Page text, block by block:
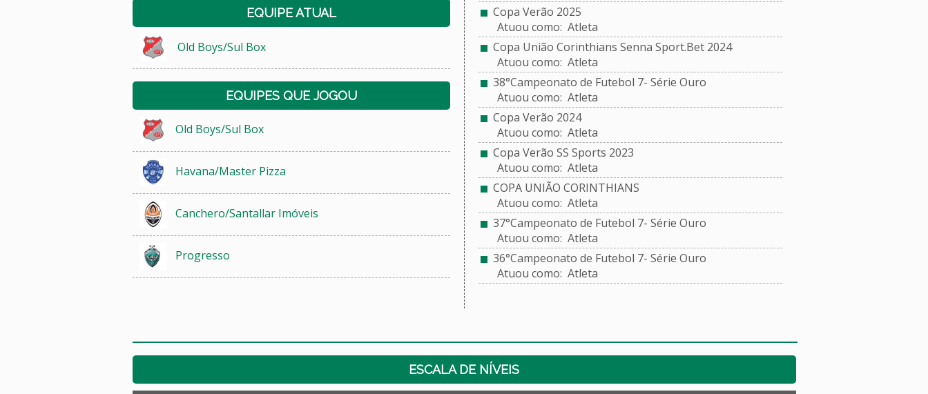
EQUIPE ATUAL
Old Boys/Sul Box
EQUIPES QUE JOGOU
Old Boys/Sul Box
Havana/Master Pizza
Canchero/Santallar Imóveis
Progresso
Copa Verão 2025
Atuou como: Atleta
Copa União Corinthians Senna Sport.Bet 2024
Atuou como: Atleta
38°Campeonato de Futebol 7- Série Ouro
Atuou como: Atleta
Copa Verão 2024
Atuou como: Atleta
Copa Verão SS Sports 2023
Atuou como: Atleta
COPA UNIÃO CORINTHIANS
Atuou como: Atleta
37°Campeonato de Futebol 7- Série Ouro
Atuou como: Atleta
36°Campeonato de Futebol 7- Série Ouro
Atuou como: Atleta
ESCALA DE NÍVEIS